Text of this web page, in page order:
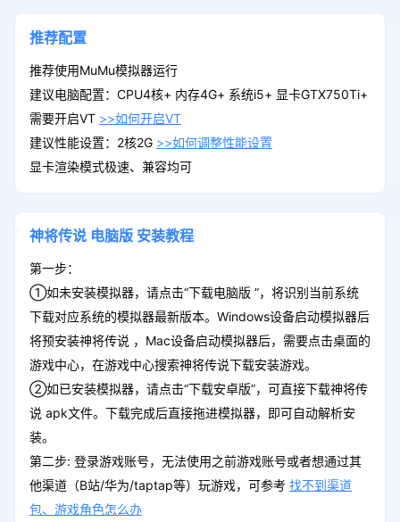
累积5日签到礼包
元宝*100,高级寻访令*3,铜钱*200000
累积7日签到礼包
随机3星橙装礼包*2,将印石*100,元宝*30
推荐配置
推荐使用MuMu模拟器运行
建议电脑配置：CPU4核+ 内存4G+ 系统i5+ 显卡GTX750Ti+
需要开启VT >>如何开启VT
建议性能设置：2核2G >>如何调整性能设置
显卡渲染模式极速、兼容均可
神将传说 电脑版 安装教程
第一步：
①如未安装模拟器，请点击“下载电脑版 ”，将识别当前系统
下载对应系统的模拟器最新版本。Windows设备启动模拟器后
将预安装神将传说 ，Mac设备启动模拟器后，需要点击桌面的
游戏中心，在游戏中心搜索神将传说下载安装游戏。
②如已安装模拟器，请点击“下载安卓版”，可直接下载神将传
说 apk文件。下载完成后直接拖进模拟器，即可自动解析安
装。
第二步: 登录游戏账号，无法使用之前游戏账号或者想通过其
他渠道（B站/华为/taptap等）玩游戏，可参考 找不到渠道
包、游戏角色怎么办